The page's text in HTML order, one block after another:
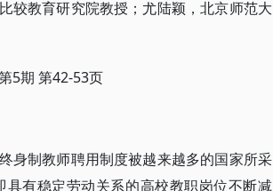
较教育研究院教授；尤陆颖，北京师范大
5期 第42-53页
身制教师聘用制度被越来越多的国家所采
有稳定劳动关系的高校教职岗位不断减